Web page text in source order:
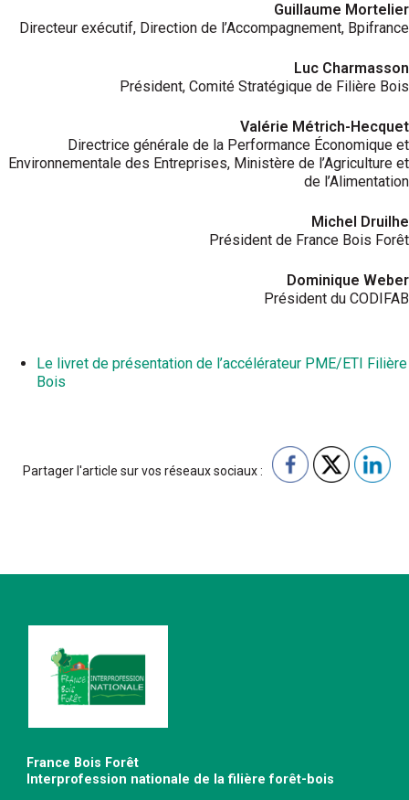
Guillaume Mortelier
Directeur exécutif, Direction de l’Accompagnement, Bpifrance
Luc Charmasson
Président, Comité Stratégique de Filière Bois
Valérie Métrich-Hecquet
Directrice générale de la Performance Économique et
Environnementale des Entreprises, Ministère de l’Agriculture et
de l’Alimentation
Michel Druilhe
Président de France Bois Forêt
Dominique Weber
Président du CODIFAB
Le livret de présentation de l’accélérateur PME/ETI Filière
Bois
Partager l'article sur vos réseaux sociaux :
France Bois Forêt
Interprofession nationale de la filière forêt-bois